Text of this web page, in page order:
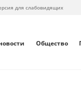
для слабовидящих
Общество